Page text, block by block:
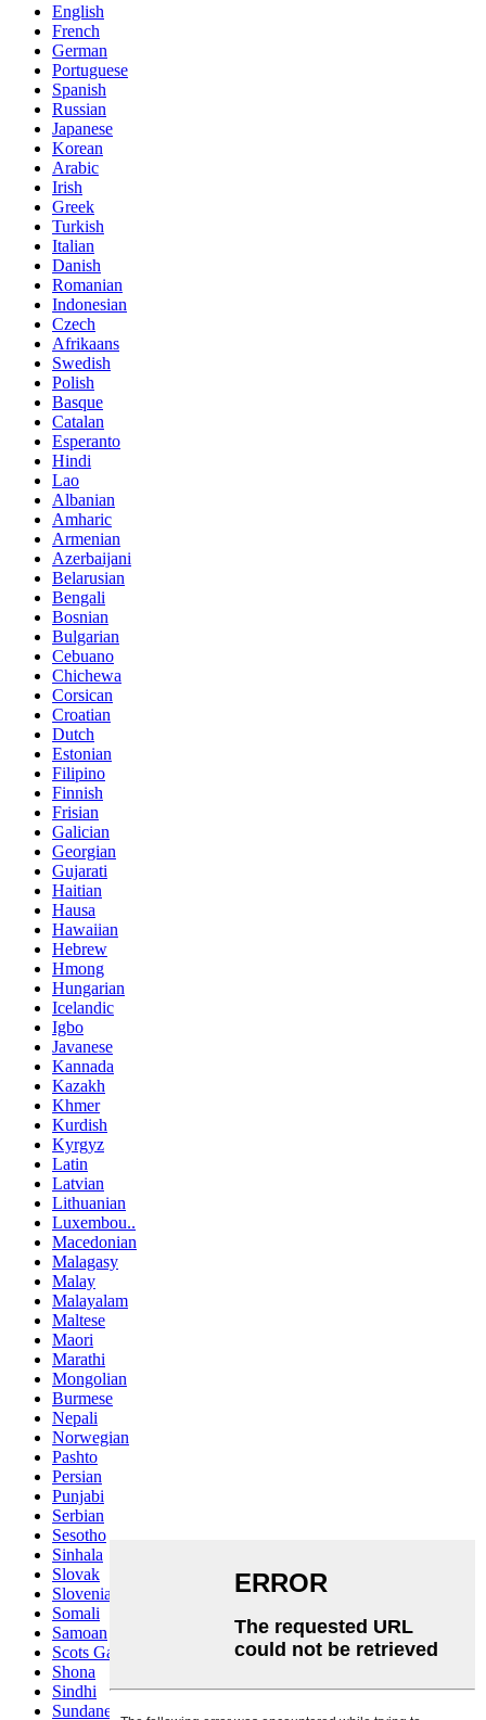
English
French
German
Portuguese
Spanish
Russian
Japanese
Korean
Arabic
Irish
Greek
Turkish
Italian
Danish
Romanian
Indonesian
Czech
Afrikaans
Swedish
Polish
Basque
Catalan
Esperanto
Hindi
Lao
Albanian
Amharic
Armenian
Azerbaijani
Belarusian
Bengali
Bosnian
Bulgarian
Cebuano
Chichewa
Corsican
Croatian
Dutch
Estonian
Filipino
Finnish
Frisian
Galician
Georgian
Gujarati
Haitian
Hausa
Hawaiian
Hebrew
Hmong
Hungarian
Icelandic
Igbo
Javanese
Kannada
Kazakh
Khmer
Kurdish
Kyrgyz
Latin
Latvian
Lithuanian
Luxembou..
Macedonian
Malagasy
Malay
Malayalam
Maltese
Maori
Marathi
Mongolian
Burmese
Nepali
Norwegian
Pashto
Persian
Punjabi
Serbian
Sesotho
Sinhala
Slovak
Slovenian
Somali
Samoan
Scots Gaelic
Shona
Sindhi
Sundanese